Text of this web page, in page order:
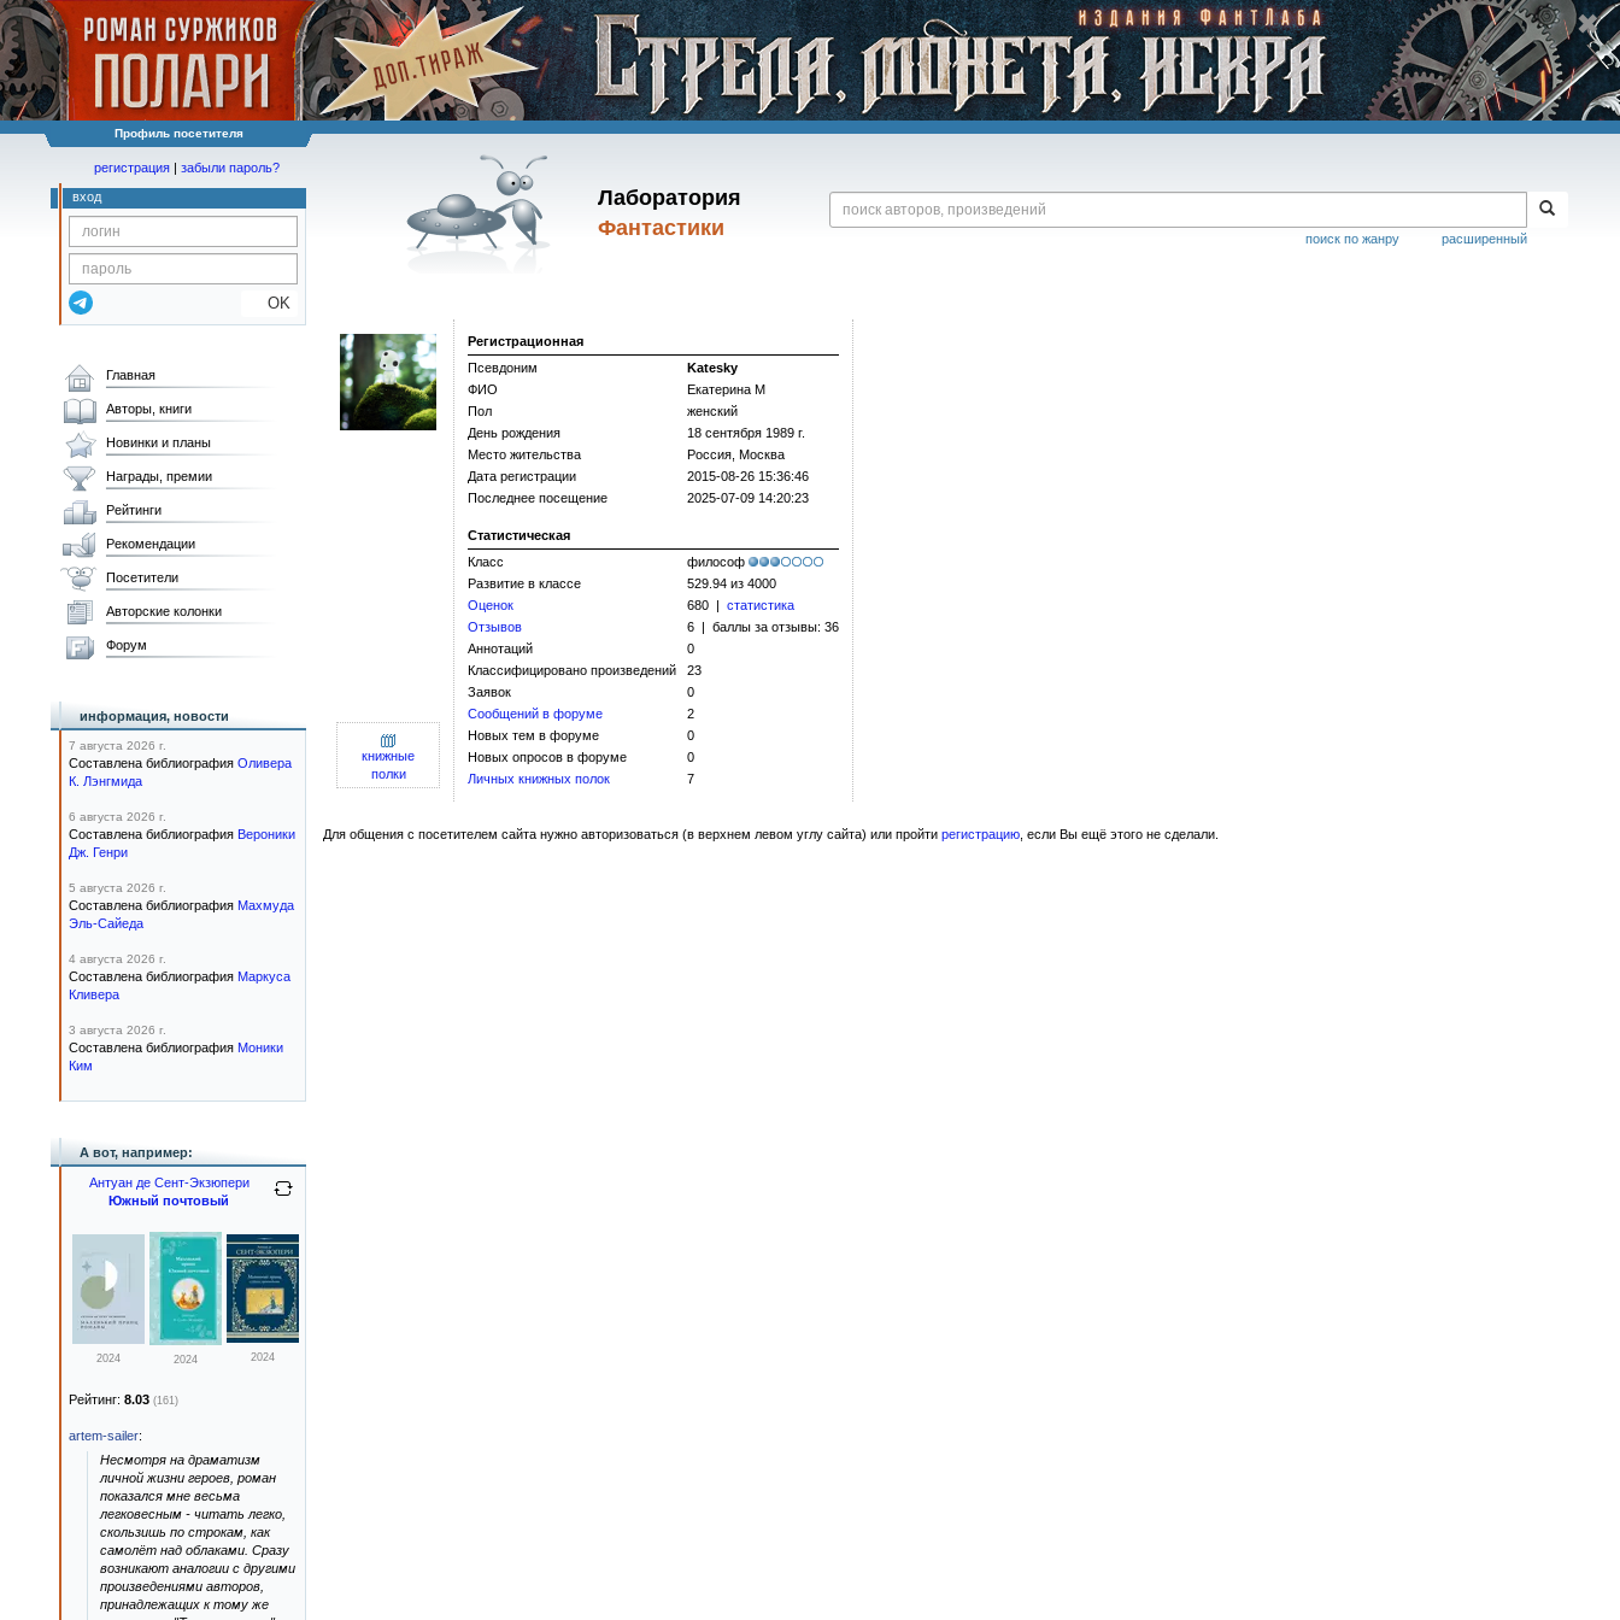
Профиль посетителя
Лаборатория
Фантастики
расширенный
поиск по жанру
регистрация | забыли пароль?
вход
OK
Регистрационная
Псевдоним
Katesky
ФИО
Екатерина М
Пол
женский
День рождения
18 сентября 1989 г.
Место жительства
Россия, Москва
Дата регистрации
2015-08-26 15:36:46
Последнее посещение
2025-07-09 14:20:23
Статистическая
Класс
философ
Развитие в классе
529.94 из 4000
Оценок
680 | статистика
Отзывов
6 | баллы за отзывы: 36
Аннотаций
0
Классифицировано произведений
23
Заявок
0
Сообщений в форуме
2
Новых тем в форуме
0
Новых опросов в форуме
0
Личных книжных полок
7
книжные
полки
Для общения с посетителем сайта нужно авторизоваться (в верхнем левом углу сайта) или пройти регистрацию , если Вы ещё этого не сделали.
Главная
Авторы, книги
Новинки и планы
Награды, премии
Рейтинги
Рекомендации
Посетители
Авторские колонки
Форум
информация, новости
7 августа 2026 г.
Составлена библиография Оливера
К. Лэнгмида
6 августа 2026 г.
Составлена библиография Вероники
Дж. Генри
5 августа 2026 г.
Составлена библиография Махмуда
Эль-Сайеда
4 августа 2026 г.
Составлена библиография Маркуса
Кливера
3 августа 2026 г.
Составлена библиография Моники
Ким
А вот, например:
Антуан де Сент-Экзюпери
Южный почтовый
2024 2024 2024
Рейтинг: 8.03 (161)
artem-sailer:
Несмотря на драматизм
личной жизни героев, роман
показался мне весьма
легковесным - читать легко,
скользишь по строкам, как
самолёт над облаками. Сразу
возникают аналогии с другими
произведениями авторов,
принадлежащих к тому же